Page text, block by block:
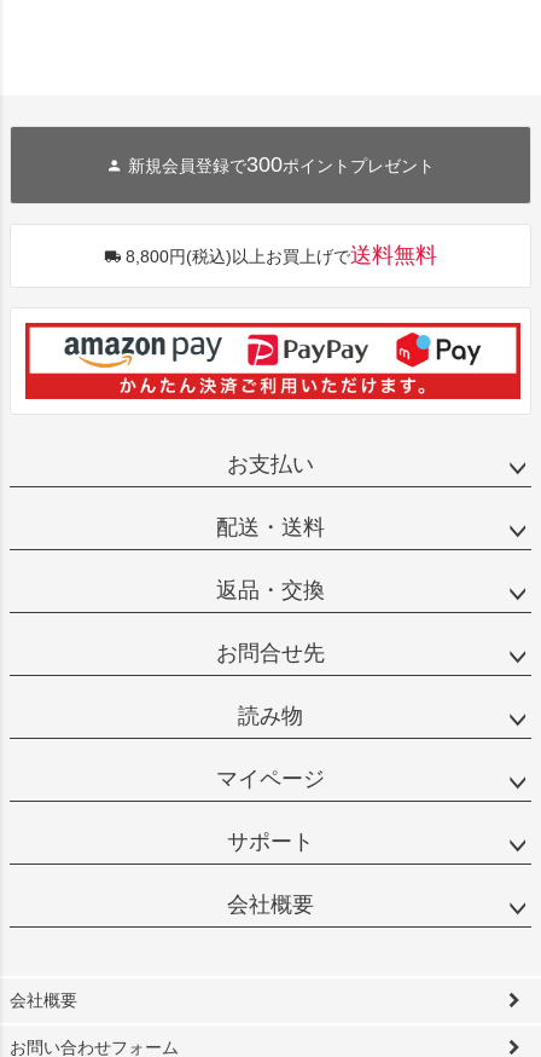
新規会員登録で300ポイントプレゼント
8,800円(税込)以上お買上げで送料無料
お支払い
配送・送料
返品・交換
お問合せ先
読み物
マイページ
サポート
会社概要
会社概要
お問い合わせフォーム